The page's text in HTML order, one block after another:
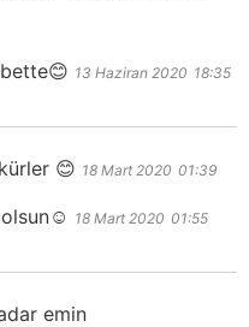
13 Haziran 2020 18:35
😊 18 Mart 2020 01:39
18 Mart 2020 01:55
emin